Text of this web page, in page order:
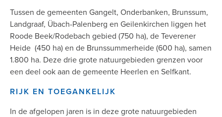
Tussen de gemeenten Gangelt, Onderbanken, Brunssum,
Landgraaf, Übach-Palenberg en Geilenkirchen liggen het
Roode Beek/Rodebach gebied (750 ha), de Teverener
Heide (450 ha) en de Brunssummerheide (600 ha), samen
1.800 ha. Deze drie grote natuurgebieden grenzen voor
een deel ook aan de gemeente Heerlen en Selfkant.
RIJK EN TOEGANKELIJK
In de afgelopen jaren is in deze grote natuurgebieden